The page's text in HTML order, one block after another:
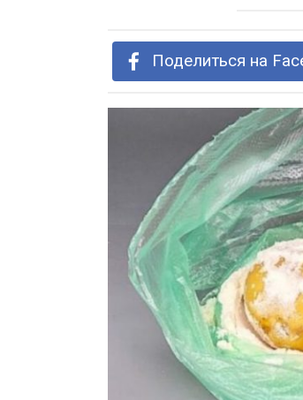
Поделиться на